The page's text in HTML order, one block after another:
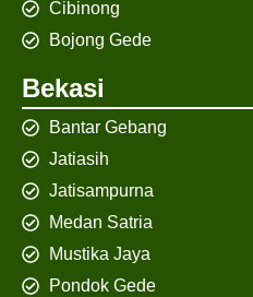
Cibinong
Bojong Gede
Bekasi
Bantar Gebang
Jatiasih
Jatisampurna
Medan Satria
Mustika Jaya
Pondok Gede